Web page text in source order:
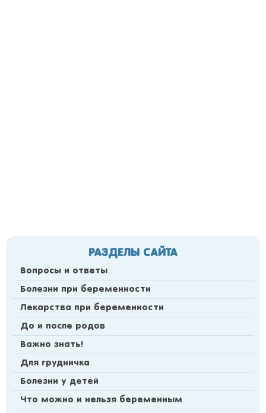
РАЗДЕЛЫ САЙТА
Вопросы и ответы
Болезни при беременности
Лекарства при беременности
До и после родов
Важно знать!
Для грудничка
Болезни у детей
Что можно и нельзя беременным